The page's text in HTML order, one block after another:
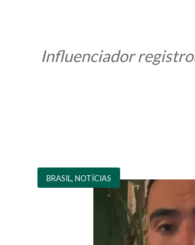
Influenciador
BRASIL, NOTÍCIAS